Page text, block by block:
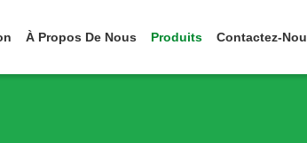
À Propos De Nous Produits Contactez-